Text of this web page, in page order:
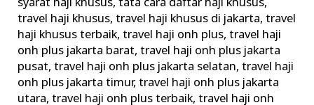
syarat haji khusus,tata cara daftar haji khusus,
travel haji khusus,travel haji khusus di jakarta,travel
haji khusus terbaik,travel haji onh plus,travel haji
onh plus jakarta barat,travel haji onh plus jakarta
pusat,travel haji onh plus jakarta selatan,travel haji
onh plus jakarta timur,travel haji onh plus jakarta
utara,travel haji onh plus terbaik,travel haji onh